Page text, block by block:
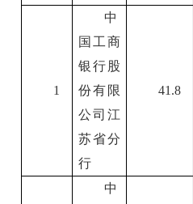
1
中
国工商
银行股
份有限
公司江
苏省分
行
41.8
中